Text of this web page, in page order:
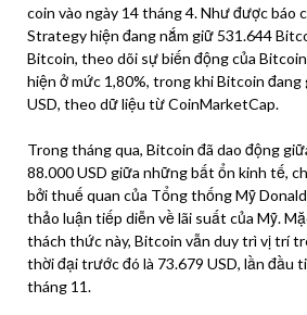
coin vào ngày 14 tháng 4. Như được báo
Strategy hiện đang nắm giữ 531.644
Bitcoin, theo dõi sự biến động của
hiện ở mức 1,80%, trong khi Bitcoin đang
USD, theo dữ liệu từ CoinMarketCap.
Trong tháng qua, Bitcoin đã dao động
88.000 USD giữa những bất ổn kinh tế,
bởi thuế quan của Tổng thống Mỹ
thảo luận tiếp diễn về lãi suất của Mỹ.
thách thức này, Bitcoin vẫn duy trì vị trí
thời đại trước đó là 73.679 USD, lần đầu
tháng 11.